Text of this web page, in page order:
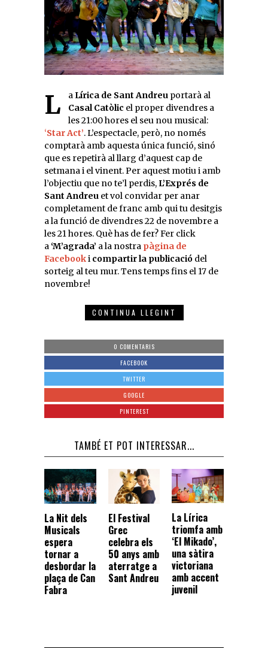
La Lírica de Sant Andreu portarà al
Casal Catòlic el proper divendres a
les 21:00 hores el seu nou musical:
‘Star Act’. L’espectacle, però, no només
comptarà amb aquesta única funció, sinó
que es repetirà al llarg d’aquest cap de
setmana i el vinent. Per aquest motiu i amb
l’objectiu que no te’l perdis, L’Exprés de
Sant Andreu et vol convidar per anar
completament de franc amb qui tu desitgis
a la funció de divendres 22 de novembre a
les 21 hores. Què has de fer? Fer click
a‘M’agrada’ a la nostra pàgina de
Facebooki compartir la publicació del
sorteig al teu mur. Tens temps fins el 17 de
novembre!
CONTINUA LLEGINT
0 COMENTARIS
FACEBOOK
TWITTER
GOOGLE
PINTEREST
TAMBÉ ET POT INTERESSAR...
La Nit dels
Musicals
espera
tornar a
desbordar la
plaça de Can
Fabra
El Festival
Grec
celebra els
50 anys amb
aterratge a
Sant Andreu
La Lírica
triomfa amb
‘El Mikado’,
una sàtira
victoriana
amb accent
juvenil